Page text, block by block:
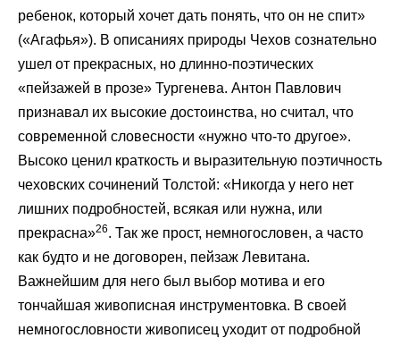
ребенок, который хочет дать понять, что он не спит»
(«Агафья»). В описаниях природы Чехов сознательно
ушел от прекрасных, но длинно-поэтических
«пейзажей в прозе» Тургенева. Антон Павлович
признавал их высокие достоинства, но считал, что
современной словесности «нужно что-то другое».
Высоко ценил краткость и выразительную поэтичность
чеховских сочинений Толстой: «Никогда у него нет
лишних подробностей, всякая или нужна, или
прекрасна»26. Так же прост, немногословен, а часто
как будто и не договорен, пейзаж Левитана.
Важнейшим для него был выбор мотива и его
тончайшая живописная инструментовка. В своей
немногословности живописец уходит от подробной